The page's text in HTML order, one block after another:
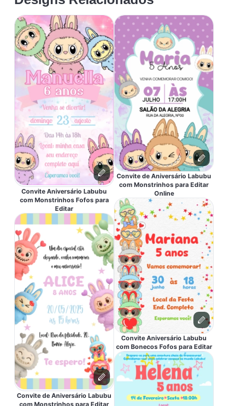
Convite Aniversário Labubu
com Monstrinhos Fofos para
Editar
Convite de Aniversário Labubu
com Monstrinhos para Editar
Convite de Aniversário Labubu
com Monstrinhos para Editar
Online
Convite Aniversário Labubu
com Bonecos Fofos para Editar